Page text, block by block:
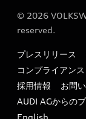
myAudi
メンテナンス
ファイナンス
キャンペーン /
買取査定
特定整備適用車一
リサイクル法
よくある質問（
© 2026
reserved.
プレスリリース
コンプライアンス
採用情報
お問
AUDI AGからの
English